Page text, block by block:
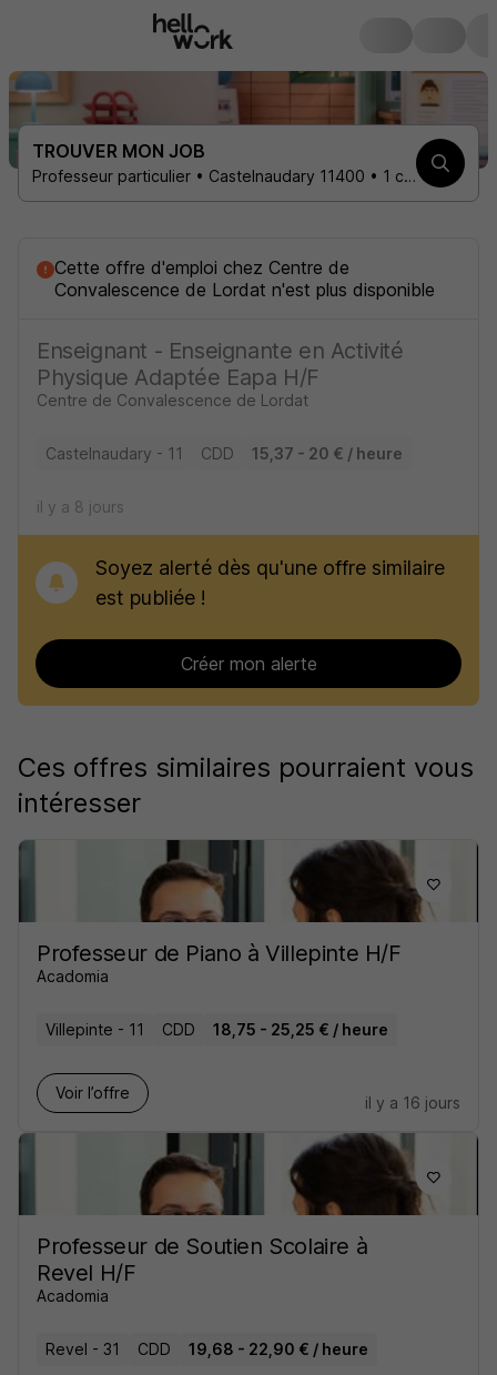
TROUVER MON JOB
Professeur particulier • Castelnaudary 11400 • 1 contrat
Cette offre d'emploi chez Centre de
Convalescence de Lordat n'est plus disponible
Enseignant - Enseignante en Activité
Physique Adaptée Eapa H/F
Centre de Convalescence de Lordat
Castelnaudary - 11 CDD 15,37 - 20 € / heure
il y a 8 jours
Soyez alerté dès qu'une offre similaire
est publiée !
Créer mon alerte
Ces offres similaires pourraient vous
intéresser
Professeur de Piano à Villepinte H/F
Acadomia
Villepinte - 11 CDD 18,75 - 25,25 € / heure
Voir l’offre
il y a 16 jours
Professeur de Soutien Scolaire à
Revel H/F
Acadomia
Revel - 31 CDD 19,68 - 22,90 € / heure